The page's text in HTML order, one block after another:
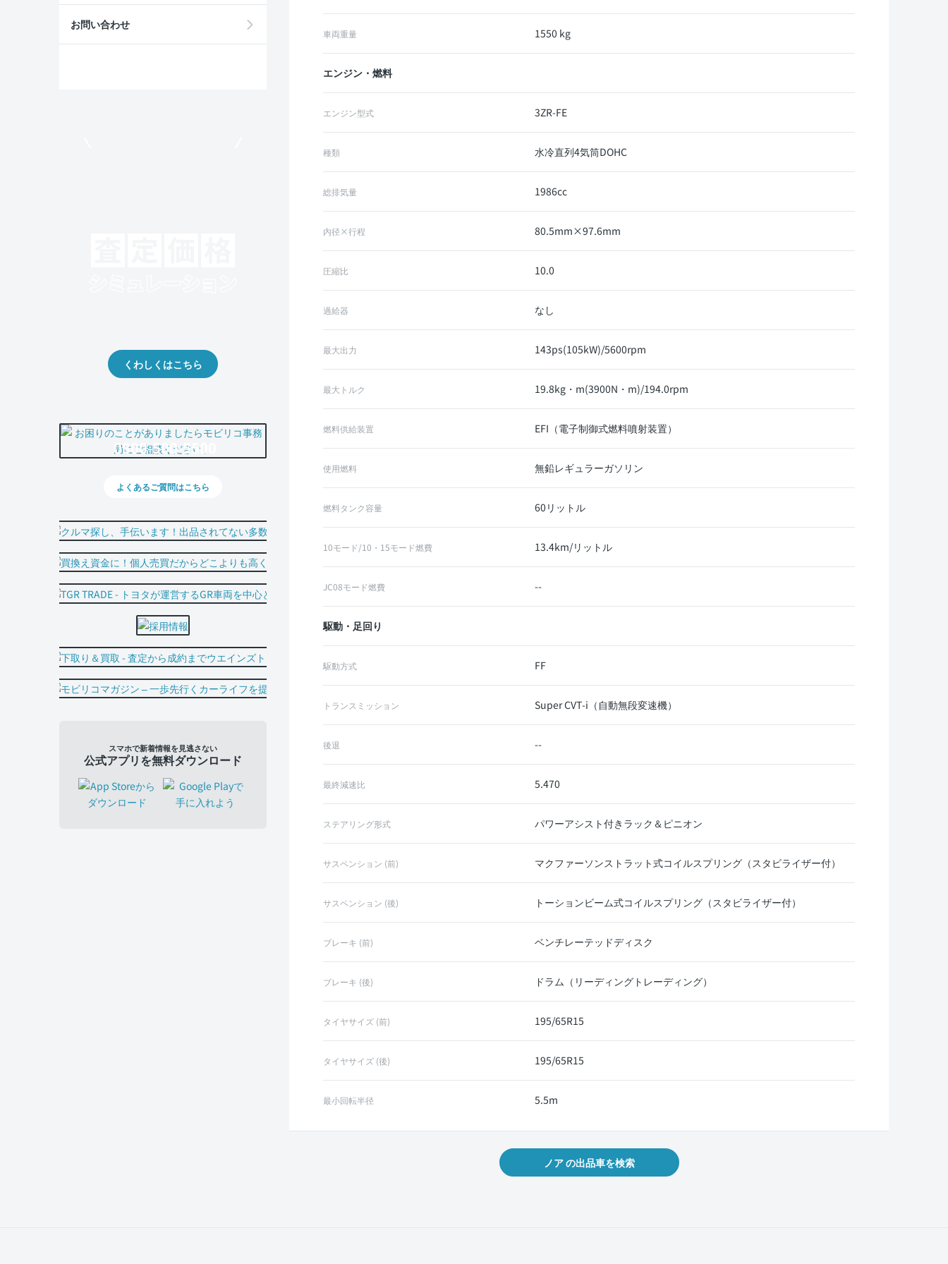
車両重量 1550 kg
エンジン・燃料
エンジン型式 3ZR-FE
種類 水冷直列4気筒DOHC
総排気量 1986cc
内径×行程 80.5mm×97.6mm
圧縮比 10.0
過給器 なし
最大出力 143ps(105kW)/5600rpm
最大トルク 19.8kg・m(3900N・m)/194.0rpm
燃料供給装置 EFI（電子制御式燃料噴射装置）
使用燃料 無鉛レギュラーガソリン
燃料タンク容量 60リットル
10モード/10・15モード燃費 13.4km/リットル
JC08モード燃費 --
駆動・足回り
駆動方式 FF
トランスミッション Super CVT-i（自動無段変速機）
後退 --
最終減速比 5.470
ステアリング形式 パワーアシスト付きラック＆ピニオン
サスペンション (前) マクファーソンストラット式コイルスプリング（スタビライザー付）
サスペンション (後) トーションビーム式コイルスプリング（スタビライザー付）
ブレーキ (前) ベンチレーテッドディスク
ブレーキ (後) ドラム（リーディングトレーディング）
タイヤサイズ (前) 195/65R15
タイヤサイズ (後) 195/65R15
最小回転半径 5.5m
ノア の出品車を検索
お問い合わせ
くわしくはこちら
0800-500-5500
よくあるご質問はこちら
スマホで新着情報を見逃さない
公式アプリを無料ダウンロード